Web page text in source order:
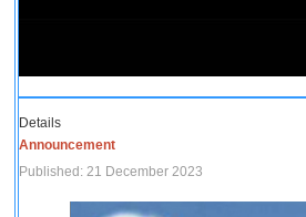
Details
Announcement
Published: 21 December 2023